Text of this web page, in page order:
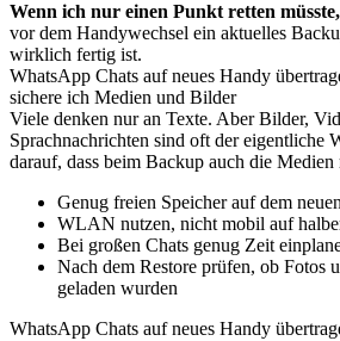
Wenn ich nur einen Punkt retten
vor dem Handywechsel ein aktuelles
wirklich fertig ist.
WhatsApp Chats auf neues Handy
sichere ich Medien und Bilder
Viele denken nur an Texte. Aber Bilder,
Sprachnachrichten sind oft der eigentliche
darauf, dass beim Backup auch die
Genug freien Speicher auf dem
WLAN nutzen, nicht mobil auf
Bei großen Chats genug Zeit
Nach dem Restore prüfen, ob Fotos
geladen wurden
WhatsApp Chats auf neues Handy